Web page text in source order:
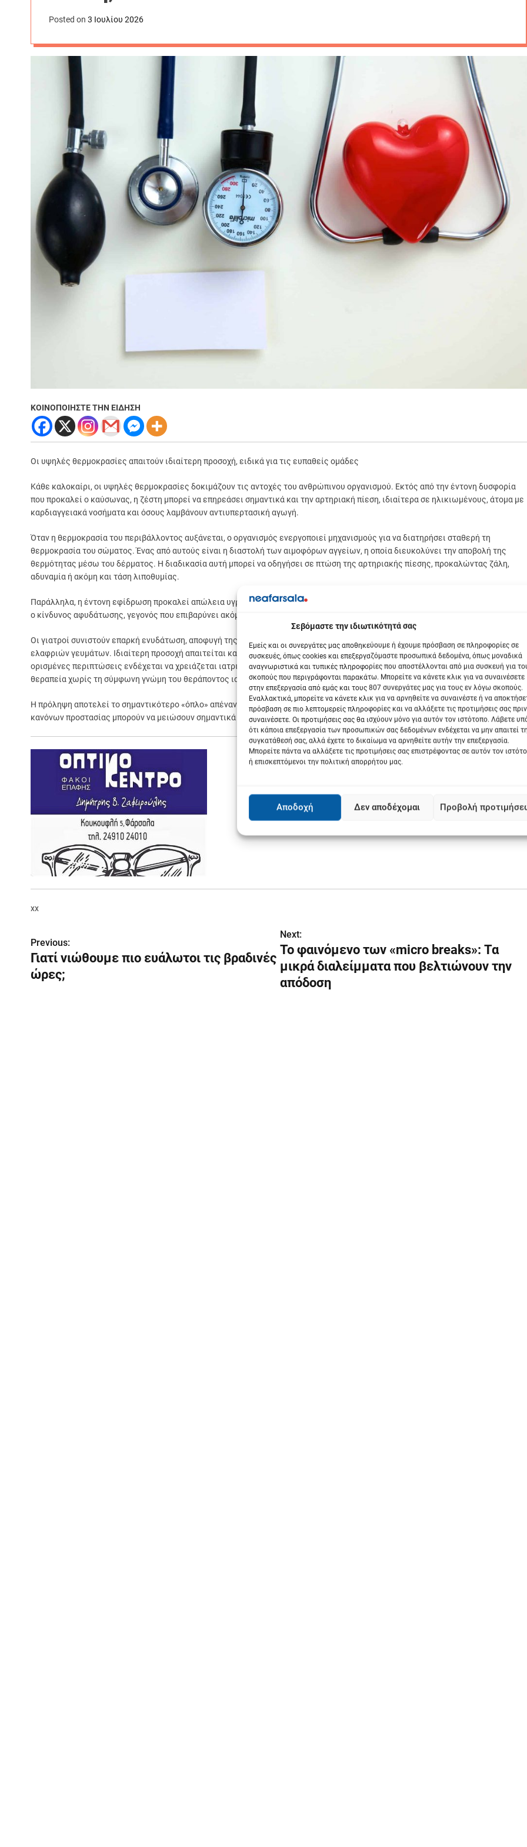
Σεβόμαστε την ιδιωτικότητά σας
Εμείς και οι συνεργάτες μας αποθηκεύουμε ή έχουμε πρόσβαση σε πληροφορίες σε
συσκευές, όπως cookies και επεξεργαζόμαστε προσωπικά δεδομένα, όπως μοναδικά
αναγνωριστικά και τυπικές πληροφορίες που αποστέλλονται από μια συσκευή για
σκοπούς που περιγράφονται παρακάτω. Μπορείτε να κάνετε κλικ για να συναινέσετε
στην επεξεργασία από εμάς και τους 807 συνεργάτες μας για τους εν λόγω σκοπούς.
Εναλλακτικά, μπορείτε να κάνετε κλικ για να αρνηθείτε να συναινέστε ή να
πρόσβαση σε πιο λεπτομερείς πληροφορίες και να αλλάξετε τις προτιμήσεις σας πριν
συναινέσετε. Οι προτιμήσεις σας θα ισχύουν μόνο για αυτόν τον ιστότοπο. Λάβετε
ότι κάποια επεξεργασία των προσωπικών σας δεδομένων ενδέχεται να μην απαιτεί
συγκατάθεσή σας, αλλά έχετε το δικαίωμα να αρνηθείτε αυτήν την επεξεργασία.
Μπορείτε πάντα να αλλάξετε τις προτιμήσεις σας επιστρέφοντας σε αυτόν τον
ή επισκεπτόμενοι την πολιτική απορρήτου μας.
Αποδοχή Δεν αποδέχομαι Προβολή
Posted on 3 Ιουλίου 2026
ΚΟΙΝΟΠΟΙΗΣΤΕ ΤΗΝ ΕΙΔΗΣΗ
Οι υψηλές θερμοκρασίες απαιτούν ιδιαίτερη προσοχή, ειδικά για τις ευπαθείς ομάδες
Κάθε καλοκαίρι, οι υψηλές θερμοκρασίες δοκιμάζουν τις αντοχές του ανθρώπινου οργανισμού. Εκτός από την έντονη δυσφορία
που προκαλεί ο καύσωνας, η ζέστη μπορεί να επηρεάσει σημαντικά και την αρτηριακή πίεση, ιδιαίτερα σε ηλικιωμένους, άτομα με
καρδιαγγειακά νοσήματα και όσους λαμβάνουν αντιυπερτασική αγωγή.
Όταν η θερμοκρασία του περιβάλλοντος αυξάνεται, ο οργανισμός ενεργοποιεί μηχανισμούς για να διατηρήσει σταθερή τη
θερμοκρασία του σώματος. Ένας από αυτούς είναι η διαστολή των αιμοφόρων αγγείων, η οποία διευκολύνει την αποβολή της
θερμότητας μέσω του δέρματος. Η διαδικασία αυτή μπορεί να οδηγήσει σε πτώση της αρτηριακής πίεσης, προκαλώντας ζάλη,
αδυναμία ή ακόμη και τάση λιποθυμίας.
Παράλληλα, η έντονη εφίδρωση προκαλεί απώλεια υγρών και ηλεκτρολυτών. Αν τα υγρά δεν αναπληρωθούν εγκαίρως, αυξάνεται
ο κίνδυνος αφυδάτωσης, γεγονός που επιβαρύνει ακόμη περισσότερο τον οργανισμό.
Οι γιατροί συνιστούν επαρκή ενυδάτωση, αποφυγή της έκθεσης στον ήλιο κατά τις θερμότερες ώρες της ημέρας και επιλογή
ελαφριών γευμάτων. Ιδιαίτερη προσοχή απαιτείται και από όσους λαμβάνουν φαρμακευτική αγωγή για την πίεση, καθώς σε
ορισμένες περιπτώσεις ενδέχεται να χρειάζεται ιατρική αξιολόγηση, χωρίς όμως ποτέ να διακόπτεται ή να τροποποιείται η
θεραπεία χωρίς τη σύμφωνη γνώμη του θεράποντος ιατρού.
Η πρόληψη αποτελεί το σημαντικότερο «όπλο» απέναντι στις υψηλές θερμοκρασίες. Η σωστή ενημέρωση και η τήρηση βασικών
κανόνων προστασίας μπορούν να μειώσουν σημαντικά τους κινδύνους που συνοδεύουν τα έντονα κύματα ζέστης.
xx
Π
λ
ο
Previous:
Γιατί νιώθουμε πιο ευάλωτοι τις βραδινές
ώρες;
Next:
Το φαινόμενο των «micro breaks»: Τα
μικρά διαλείμματα που βελτιώνουν την
απόδοση